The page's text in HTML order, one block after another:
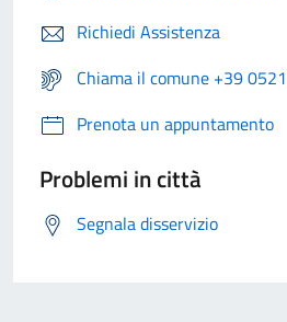
Richiedi Assistenza
Chiama il comune +39
Prenota un appuntamento
Problemi in città
Segnala disservizio